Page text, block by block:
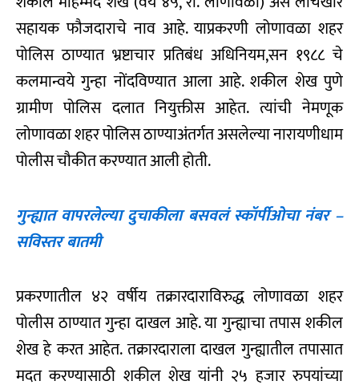
सहायक फौजदाराचे नाव आहे. याप्रकरणी लोणावळा शहर
पोलिस ठाण्यात भ्रष्टाचार प्रतिबंध अधिनियम,सन १९८८ चे
कलमान्वये गुन्हा नोंदविण्यात आला आहे. शकील शेख पुणे
ग्रामीण पोलिस दलात नियुक्तीस आहेत. त्यांची नेमणूक
लोणावळा शहर पोलिस ठाण्याअंतर्गत असलेल्या नारायणीधाम
पोलीस चौकीत करण्यात आली होती.
गुन्ह्यात वापरलेल्या दुचाकीला बसवलं स्कॉर्पीओचा नंबर –
सविस्तर बातमी
प्रकरणातील ४२ वर्षीय तक्रारदाराविरुद्ध लोणावळा शहर
पोलीस ठाण्यात गुन्हा दाखल आहे. या गुन्ह्याचा तपास शकील
शेख हे करत आहेत. तक्रारदाराला दाखल गुन्ह्यातील तपासात
मदत करण्यासाठी शकील शेख यांनी २५ हजार रुपयांच्या